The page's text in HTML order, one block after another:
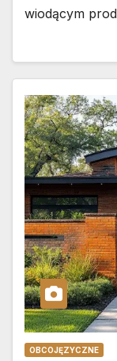
wiodącym
OBCOJĘZYCZNE